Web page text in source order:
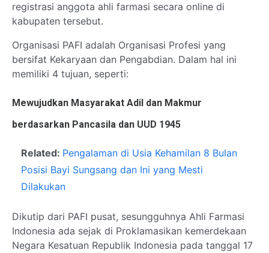
registrasi anggota ahli farmasi secara online di
kabupaten tersebut.
Organisasi PAFI adalah Organisasi Profesi yang
bersifat Kekaryaan dan Pengabdian. Dalam hal ini
memiliki 4 tujuan, seperti:
Mewujudkan Masyarakat Adil dan Makmur
berdasarkan Pancasila dan UUD 1945
Related: Pengalaman di Usia Kehamilan 8 Bulan
Posisi Bayi Sungsang dan Ini yang Mesti
Dilakukan
Dikutip dari PAFI pusat, sesungguhnya Ahli Farmasi
Indonesia ada sejak di Proklamasikan kemerdekaan
Negara Kesatuan Republik Indonesia pada tanggal 17